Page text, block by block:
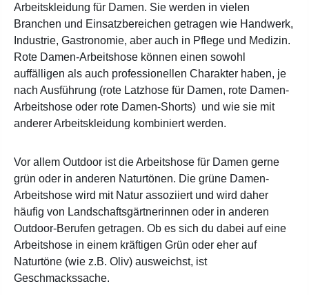
Arbeitskleidung für Damen. Sie werden in vielen
Branchen und Einsatzbereichen getragen wie Handwerk,
Industrie, Gastronomie, aber auch in Pflege und Medizin.
Rote Damen-Arbeitshose können einen sowohl
auffälligen als auch professionellen Charakter haben, je
nach Ausführung (rote Latzhose für Damen, rote Damen-
Arbeitshose oder rote Damen-Shorts) und wie sie mit
anderer Arbeitskleidung kombiniert werden.
Vor allem Outdoor ist die Arbeitshose für Damen gerne
grün oder in anderen Naturtönen. Die grüne Damen-
Arbeitshose wird mit Natur assoziiert und wird daher
häufig von Landschaftsgärtnerinnen oder in anderen
Outdoor-Berufen getragen. Ob es sich du dabei auf eine
Arbeitshose in einem kräftigen Grün oder eher auf
Naturtöne (wie z.B. Oliv) ausweichst, ist
Geschmackssache.